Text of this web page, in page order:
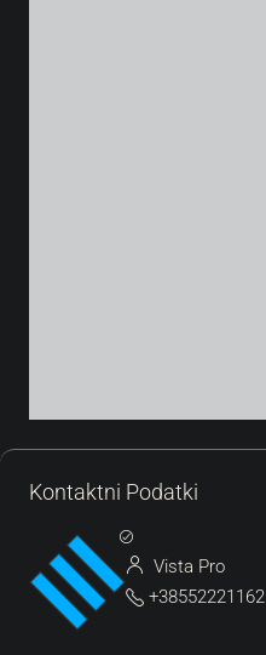
Kontaktni Podatki
Vista Pro
+38552221162